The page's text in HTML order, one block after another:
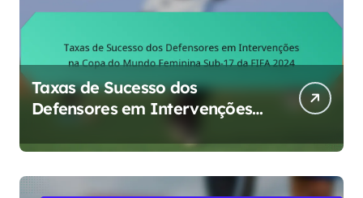
Taxas de Sucesso dos
Defensores em Intervenções
na Copa do Mundo Feminina
Sub-17 da FIFA 2024